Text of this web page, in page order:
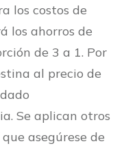
los costos de
los ahorros de
de 3 a 1. Por
al precio de
Se aplican otros
asegúrese de